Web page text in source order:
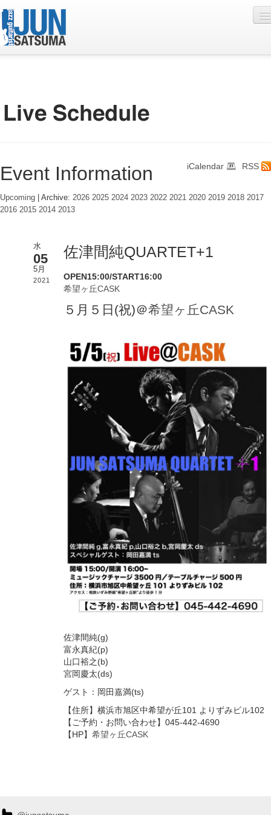
Discography
Photo
Contact
Online Lesson
RSS
iCalendar
Event Information
Upcoming | Archive: 2026 2025 2024 2023 2022 2021 2020 2019 2018 2017
2016 2015 2014 2013
水
05
5月
2021
佐津間純QUARTET+1
OPEN15:00/START16:00
希望ヶ丘CASK
５月５日(祝)＠希望ヶ丘CASK
佐津間純(g)
富永真紀(p)
山口裕之(b)
宮岡慶太(ds)
ゲスト：岡田嘉満(ts)
【住所】横浜市旭区中希望が丘101 よりずみビル102
【ご予約・お問い合わせ】045-442-4690
【HP】 希望ヶ丘CASK